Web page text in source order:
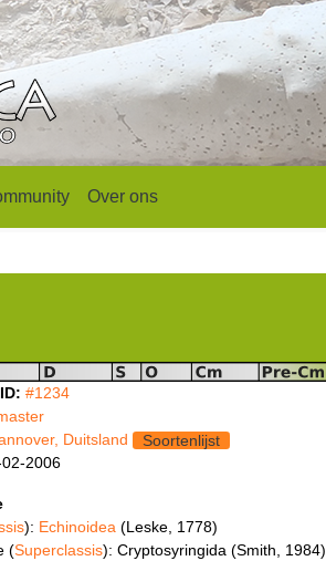
Over ons
#1234
Duitsland
Soortenlijst
2006
): Echinoidea (Leske, 1778)
(Superclassis): Cryptosyringida (Smith, 1984)